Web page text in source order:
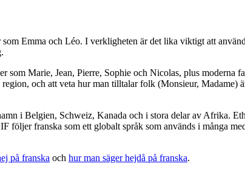
Emma och Léo. I verkligheten är det lika viktigt att
Marie, Jean, Pierre, Sophie och Nicolas, plus moderna
och att veta hur man tilltalar folk (Monsieur, Madame)
i Belgien, Schweiz, Kanada och i stora delar av Afrika.
franska som ett globalt språk som används i många
på franska och hur man säger hejdå på franska.